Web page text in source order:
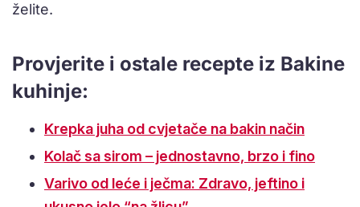
želite.
Provjerite i ostale recepte iz Bakine
kuhinje:
Krepka juha od cvjetače na bakin način
Kolač sa sirom – jednostavno, brzo i fino
Varivo od leće i ječma: Zdravo, jeftino i